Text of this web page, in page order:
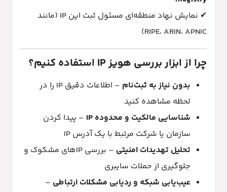
✔ نمایش نهاد منطقه‌ای مسئول ثبت این IP (مانند
RIPE، ARIN، APNIC)
چرا از ابزار بررسی هویز IP استفاده کنیم؟
بدون نیاز به ثبت‌نام
– اطلاعات دقیق IP را در
لحظه مشاهده کنید
شناسایی مالکیت و محدوده IP
– پیدا کردن
سازمان یا شرکت مرتبط با یک آدرس IP
تحلیل تهدیدات امنیتی
– بررسی IPهای مشکوک و
جلوگیری از حملات سایبری
عیب‌یابی شبکه و ردیابی مشکلات ارتباطی –